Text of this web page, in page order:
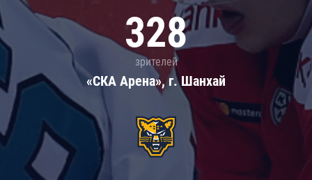
328
зрителей
«СКА Арена», г. Шанхай